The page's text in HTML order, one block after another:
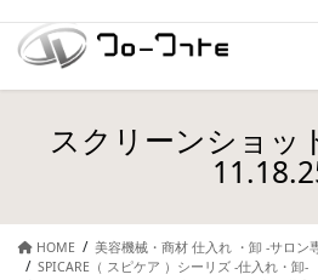
スクリーンショッ
HOME
美容機械・商材 仕入れ ・卸 -サロン
SPICARE（ スピケア ）シーリズ -仕入れ・卸-